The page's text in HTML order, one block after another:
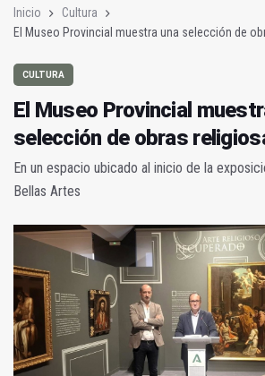
Inicio
Cultura
El Museo Provincial muestra una selección de
CULTURA
El Museo Provincial
selección de obras
En un espacio ubicado al inicio de la
Bellas Artes